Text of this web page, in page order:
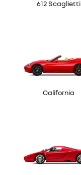
612 Scaglietti
California